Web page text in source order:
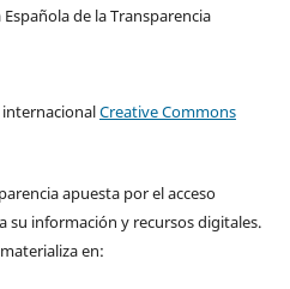
de la Transparencia
internacionalCreative Commons
apuesta por el acceso
su información y recursos digitales.
en: